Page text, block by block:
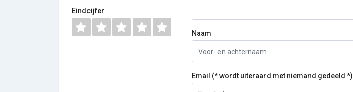
Eindcijfer
Naam
Email (* wordt uiteraard met niemand gedeeld *)